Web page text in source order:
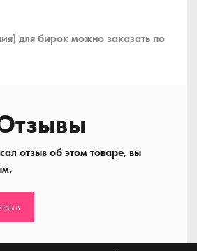
для бирок можно заказать по
отзыв об этом товаре, вы